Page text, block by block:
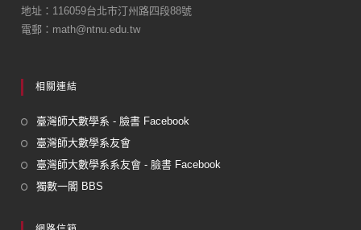
地址：116059台北市汀州路四段88號
電郵：math@ntnu.edu.tw
相關連結
臺灣師大數學系 - 臉書 Facebook
臺灣師大數學系友會
臺灣師大數學系系友會 - 臉書 Facebook
獨數一閣 BBS